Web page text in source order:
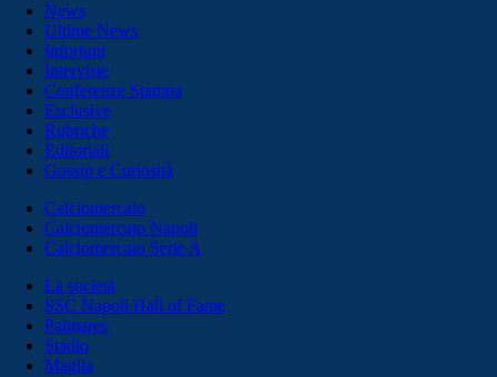
News
Ultime News
Infortuni
Interviste
Conferenze Stampa
Esclusive
Rubriche
Editoriali
Gossip e Curiosità
Calciomercato
Calciomercato Napoli
Calciomercato Serie A
La società
SSC Napoli Hall of Fame
Palmares
Stadio
Maglia